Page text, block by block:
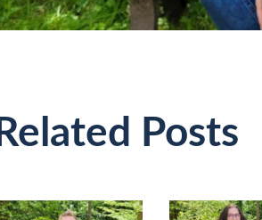
Related Posts